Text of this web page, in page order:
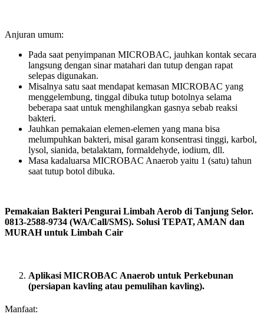
Anjuran umum:
Pada saat penyimpanan MICROBAC, jauhkan kontak secara
langsung dengan sinar matahari dan tutup dengan rapat
selepas digunakan.
Misalnya satu saat mendapat kemasan MICROBAC yang
menggelembung, tinggal dibuka tutup botolnya selama
beberapa saat untuk menghilangkan gasnya sebab reaksi
bakteri.
Jauhkan pemakaian elemen-elemen yang mana bisa
melumpuhkan bakteri, misal garam konsentrasi tinggi, karbol,
lysol, sianida, betalaktam, formaldehyde, iodium, dll.
Masa kadaluarsa MICROBAC Anaerob yaitu 1 (satu) tahun
saat tutup botol dibuka.
Pemakaian Bakteri Pengurai Limbah Aerob di Tanjung Selor.
0813-2588-9734 (WA/Call/SMS). Solusi TEPAT, AMAN dan
MURAH untuk Limbah Cair
Aplikasi MICROBAC Anaerob untuk Perkebunan
(persiapan kavling atau pemulihan kavling).
Manfaat: